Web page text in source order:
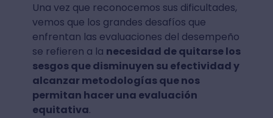
Una vez que reconocemos sus dificultades,
vemos que los grandes desafíos que
enfrentan las evaluaciones del desempeño
se refieren a la necesidad de quitarse los
sesgos que disminuyen su efectividad y
alcanzar metodologías que nos
permitan hacer una evaluación
equitativa.